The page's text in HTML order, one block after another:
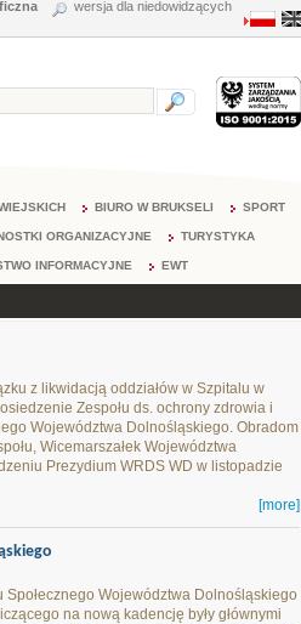
wersja dla niedowidzących
BIURO W BRUKSELI SPORT
ORGANIZACYJNE TURYSTYKA
INFORMACYJNE EWT
z likwidacją oddziałów w Szpitalu w
Zespołu ds. ochrony zdrowia i
Województwa Dolnośląskiego. Obradom
Wicemarszałek Województwa
Prezydium WRDS WD w listopadzie
[more]
Województwa Dolnośląskiego
na nową kadencję były głównymi